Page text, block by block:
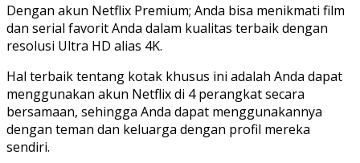
Dengan akun Netflix Premium; Anda bisa menikmati film
dan serial favorit Anda dalam kualitas terbaik dengan
resolusi Ultra HD alias 4K.
Hal terbaik tentang kotak khusus ini adalah Anda dapat
menggunakan akun Netflix di 4 perangkat secara
bersamaan, sehingga Anda dapat menggunakannya
dengan teman dan keluarga dengan profil mereka
sendiri.